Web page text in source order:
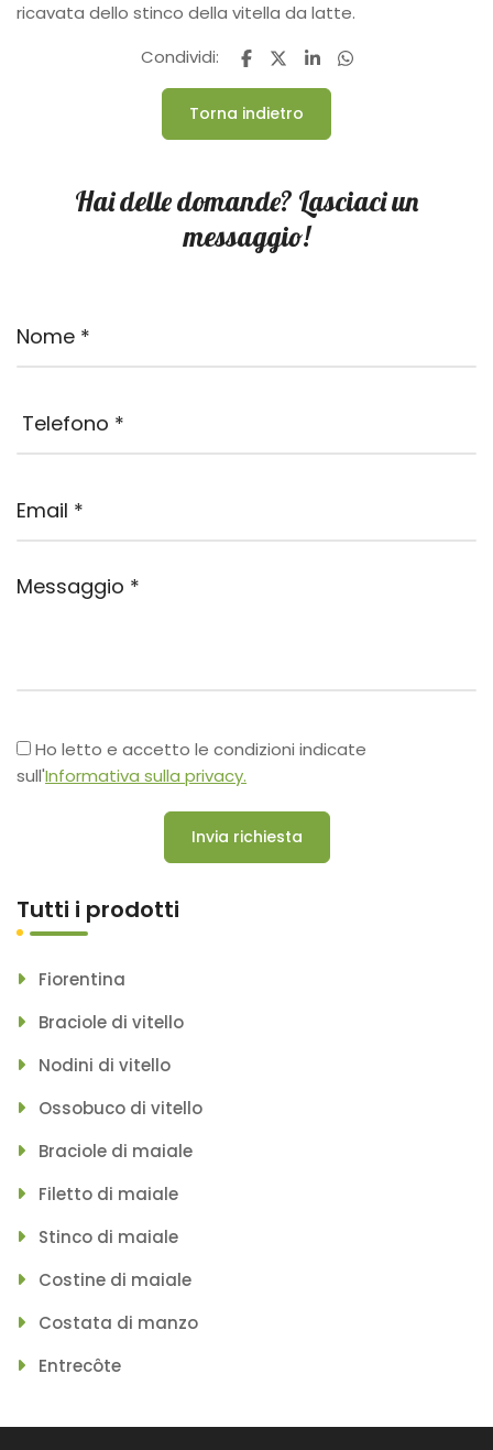
ricavata dello stinco della vitella da latte.
Condividi:
Torna indietro
Hai delle domande? Lasciaci un
messaggio!
Ho letto e accetto le condizioni indicate
sull'Informativa sulla privacy.
Invia richiesta
Tutti i prodotti
Fiorentina
Braciole di vitello
Nodini di vitello
Ossobuco di vitello
Braciole di maiale
Filetto di maiale
Stinco di maiale
Costine di maiale
Costata di manzo
Entrecôte